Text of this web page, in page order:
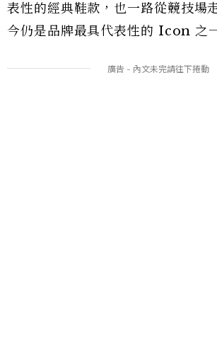
表性的經典鞋款，也一路從競技場
今仍是品牌最具代表性的 Icon 之